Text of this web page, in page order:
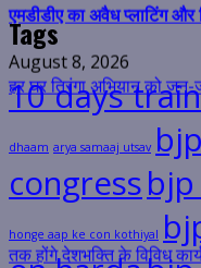
तक होंगे देशभक्ति के विविध
हर घर तिरंगा अभियान को
तक होंगे देशभक्ति के विविध
August 9, 2026
Tags
10 days
dhaam arya samaaj utsav
congress
honge aap ke con kothiyal